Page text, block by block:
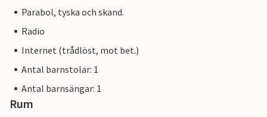
Parabol, tyska och skand.
Radio
Internet (trådlöst, mot bet.)
Antal barnstolar: 1
Antal barnsängar: 1
Rum